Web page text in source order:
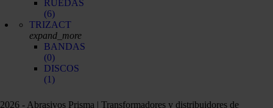
RUEDAS
(6)
TRIZACT
expand_more
BANDAS
(0)
DISCOS
(1)
2026 - Abrasivos Prisma | Transformadores y distribuidores de